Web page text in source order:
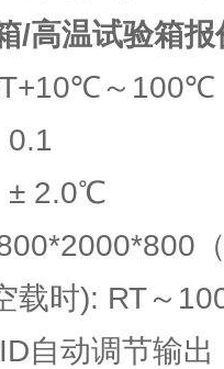
/高温试验箱报
～100℃
0.1
波动
载时): RT～
自动调节输出